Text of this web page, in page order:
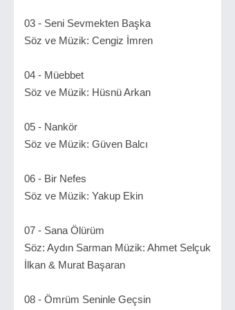
03 - Seni Sevmekten Başka
Söz ve Müzik: Cengiz İmren
04 - Müebbet
Söz ve Müzik: Hüsnü Arkan
05 - Nankör
Söz ve Müzik: Güven Balcı
06 - Bir Nefes
Söz ve Müzik: Yakup Ekin
07 - Sana Ölürüm
Söz: Aydın Sarman Müzik: Ahmet Selçuk
İlkan & Murat Başaran
08 - Ömrüm Seninle Geçsin